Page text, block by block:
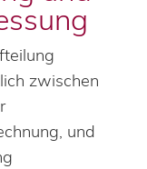
zwischen
und